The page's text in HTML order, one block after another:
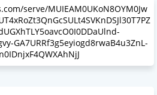
serve/MUIEAM0UKoN8OYM0Jw
GA7URRf3g5eyiogd8rwaB4u3ZnL-